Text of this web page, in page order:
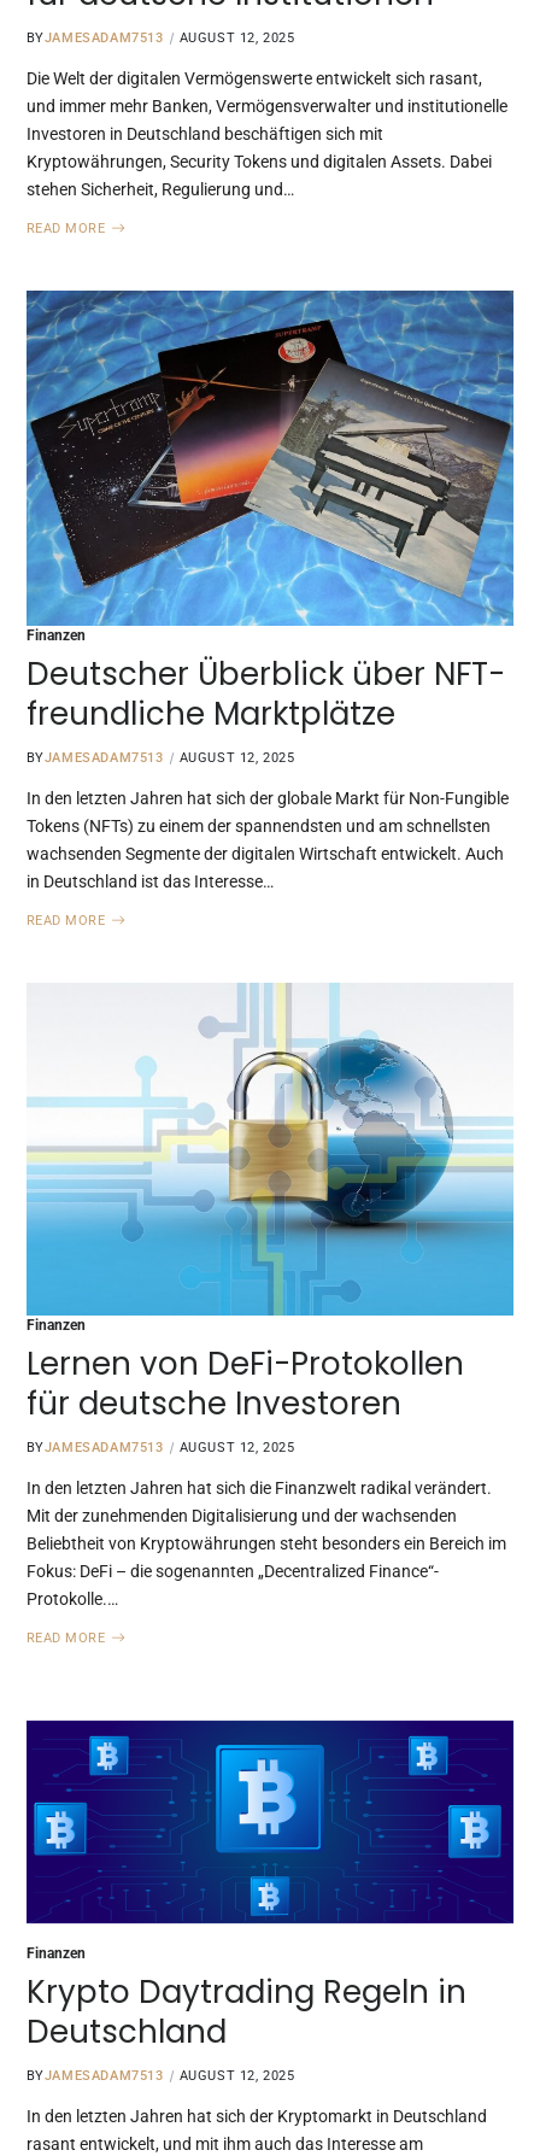
BYJAMESADAM7513 AUGUST 12, 2025
Die Welt der digitalen Vermögenswerte entwickelt sich rasant,
und immer mehr Banken, Vermögensverwalter und institutionelle
Investoren in Deutschland beschäftigen sich mit
Kryptowährungen, Security Tokens und digitalen Assets. Dabei
stehen Sicherheit, Regulierung und…
READ MORE
Finanzen
Deutscher Überblick über NFT-
freundliche Marktplätze
BYJAMESADAM7513 AUGUST 12, 2025
In den letzten Jahren hat sich der globale Markt für Non-Fungible
Tokens (NFTs) zu einem der spannendsten und am schnellsten
wachsenden Segmente der digitalen Wirtschaft entwickelt. Auch
in Deutschland ist das Interesse…
READ MORE
Finanzen
Lernen von DeFi-Protokollen
für deutsche Investoren
BYJAMESADAM7513 AUGUST 12, 2025
In den letzten Jahren hat sich die Finanzwelt radikal verändert.
Mit der zunehmenden Digitalisierung und der wachsenden
Beliebtheit von Kryptowährungen steht besonders ein Bereich im
Fokus: DeFi – die sogenannten „Decentralized Finance“-
Protokolle.…
READ MORE
Finanzen
Krypto Daytrading Regeln in
Deutschland
BYJAMESADAM7513 AUGUST 12, 2025
In den letzten Jahren hat sich der Kryptomarkt in Deutschland
rasant entwickelt, und mit ihm auch das Interesse am